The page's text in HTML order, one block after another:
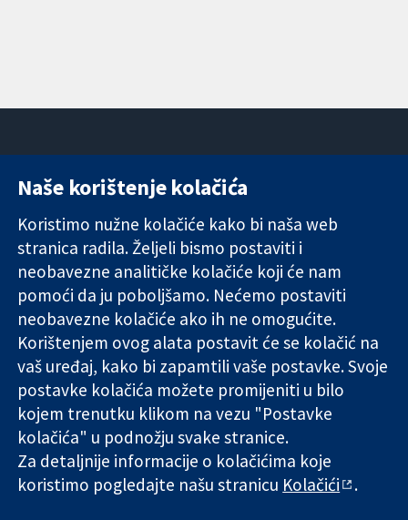
Pouzdani dokazi.
Utemeljeni
dokazi.
Bolje zdravlje.
11-13 Cavendish
London
W1G 0AN
Ujedinjeno
Kraljevstvo
Novosti
medije
O nama
Poslovi
Cochrane
Library
The Cochrane Collaboration is a charity (no. 1045921) and a
company limited by guarantee (no. 03044323) registered in
England & Wales. VAT registration number GB 718 2127 49.
Copyright © 2026 The Cochrane Collaboration
Naše korištenje kolačića
Koristimo nužne kolačiće kako bi naša web
stranica radila. Željeli bismo postaviti i
neobavezne analitičke kolačiće koji će nam
pomoći da ju poboljšamo. Nećemo postaviti
neobavezne kolačiće ako ih ne omogućite.
Korištenjem ovog alata postavit će se kolačić na
vaš uređaj, kako bi zapamtili vaše postavke. Svoje
postavke kolačića možete promijeniti u bilo
kojem trenutku klikom na vezu "Postavke
kolačića" u podnožju svake stranice.
Za detaljnije informacije o kolačićima koje
koristimo pogledajte našu stranicu Kolačići .